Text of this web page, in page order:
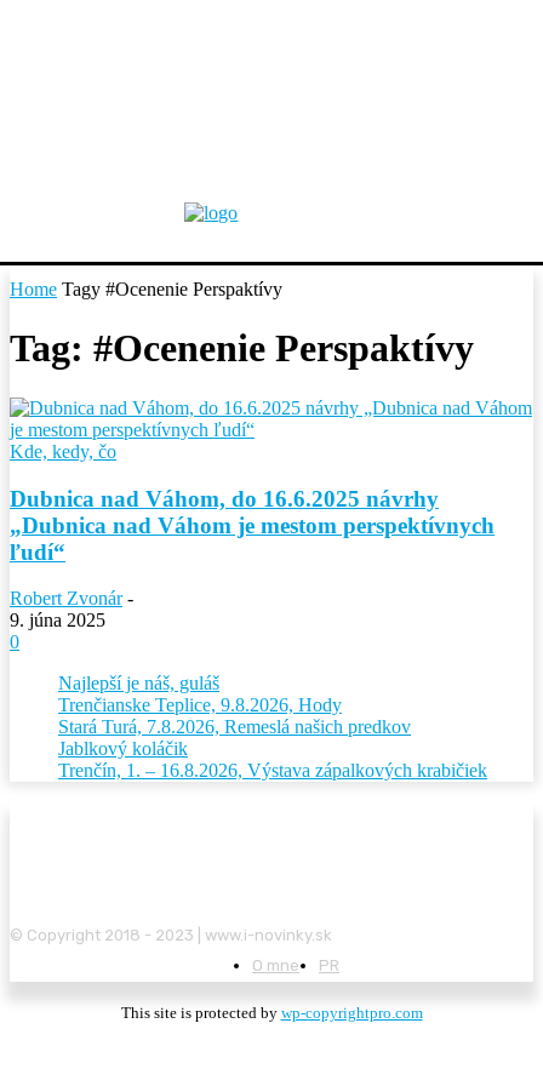
Home Tagy #Ocenenie Perspaktívy
Tag: #Ocenenie Perspaktívy
Kde, kedy, čo
Dubnica nad Váhom, do 16.6.2025 návrhy
„Dubnica nad Váhom je mestom perspektívnych
ľudí“
Robert Zvonár -
9. júna 2025
0
Najlepší je náš, guláš
Trenčianske Teplice, 9.8.2026, Hody
Stará Turá, 7.8.2026, Remeslá našich predkov
Jablkový koláčik
Trenčín, 1. – 16.8.2026, Výstava zápalkových krabičiek
© Copyright 2018 - 2023 | www.i-novinky.sk
O mne
PR
This site is protected by wp-copyrightpro.com